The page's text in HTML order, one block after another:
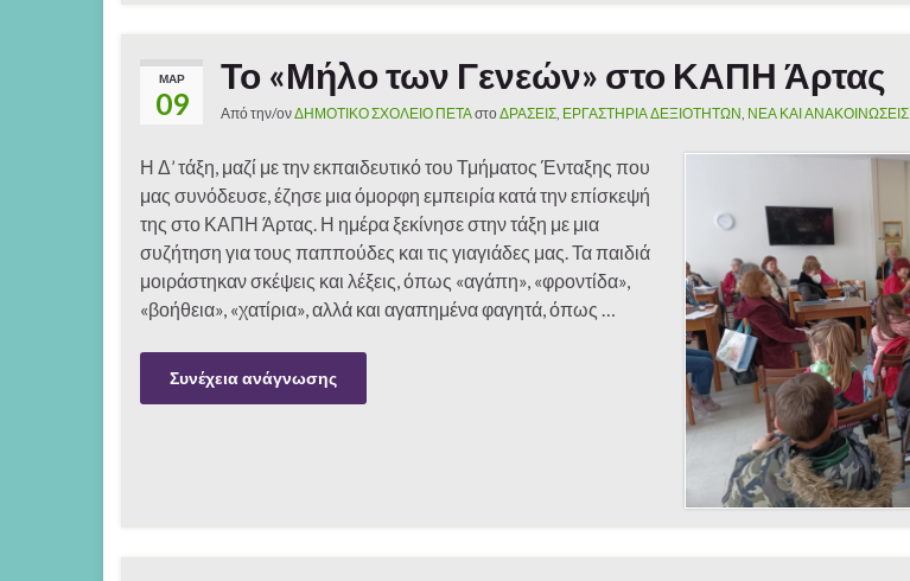
ΜΑΡ
09
Το «Μήλο των Γενεών» στο ΚΑΠΗ Άρτας
Από την/ονΔΗΜΟΤΙΚΟ ΣΧΟΛΕΙΟ ΠΕΤΑστο ΔΡΑΣΕΙΣ ΕΡΓΑΣΤΗΡΙΑ ΔΕΞΙΟΤΗΤΩΝ ΝΕΑ ΚΑΙ ΑΝΑΚΟΙΝΩΣΕΙΣ
Η Δ’ τάξη, μαζί με την εκπαιδευτικό του Τμήματος Ένταξης που
μας συνόδευσε, έζησε μια όμορφη εμπειρία κατά την επίσκεψή
της στο ΚΑΠΗ Άρτας. Η ημέρα ξεκίνησε στην τάξη με μια
συζήτηση για τους παππούδες και τις γιαγιάδες μας. Τα παιδιά
μοιράστηκαν σκέψεις και λέξεις, όπως «αγάπη», «φροντίδα»,
«βοήθεια», «χατίρια», αλλά και αγαπημένα φαγητά, όπως …
Συνέχεια ανάγνωσης